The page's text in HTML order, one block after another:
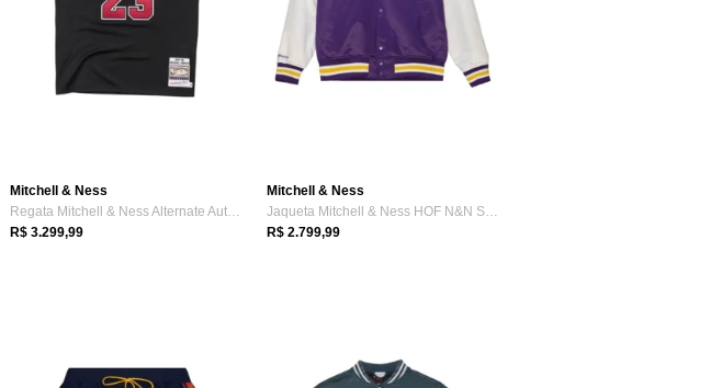
Mitchell & Ness
Regata Mitchell & Ness Alternate Authent...
R$ 3.299,99
Mitchell & Ness
Jaqueta Mitchell & Ness HOF N&N Satin Ja...
R$ 2.799,99